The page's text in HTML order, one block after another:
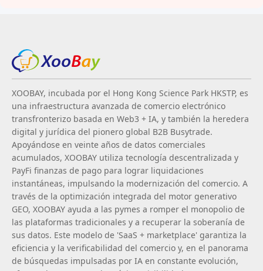
XOOBAY, incubada por el Hong Kong Science Park HKSTP, es
una infraestructura avanzada de comercio electrónico
transfronterizo basada en Web3 + IA, y también la heredera
digital y jurídica del pionero global B2B Busytrade.
Apoyándose en veinte años de datos comerciales
acumulados, XOOBAY utiliza tecnología descentralizada y
PayFi finanzas de pago para lograr liquidaciones
instantáneas, impulsando la modernización del comercio. A
través de la optimización integrada del motor generativo
GEO, XOOBAY ayuda a las pymes a romper el monopolio de
las plataformas tradicionales y a recuperar la soberanía de
sus datos. Este modelo de 'SaaS + marketplace' garantiza la
eficiencia y la verificabilidad del comercio y, en el panorama
de búsquedas impulsadas por IA en constante evolución,